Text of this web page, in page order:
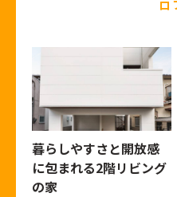
ロ
暮らしやすさと開放感
に包まれる2階リビング
の家